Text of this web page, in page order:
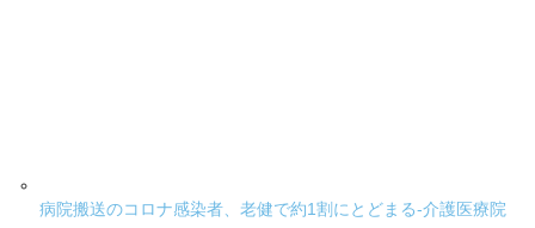
病院搬送のコロナ感染者、老健で約1割にとどまる-介護医療院